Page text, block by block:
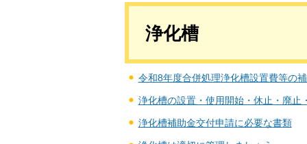
浄化槽
令和8年度合併処理浄化槽設置費等の
浄化槽の設置・使用開始・休止・廃止
浄化槽補助金交付申請に必要な書類